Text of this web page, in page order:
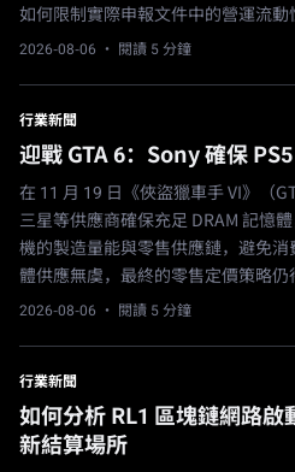
如何限制實際申報文件中的營運流動
2026-08-06 · 閱讀 5 分鐘
行業新聞
迎戰 GTA 6：Sony 確保
在 11 月 19 日《俠盜獵車手 VI》（
三星等供應商確保充足 DRAM 記憶
機的製造量能與零售供應鏈，避免
體供應無虞，最終的零售定價策略仍
2026-08-06 · 閱讀 5 分鐘
行業新聞
如何分析 RL1 區塊鏈網路
新結算場所